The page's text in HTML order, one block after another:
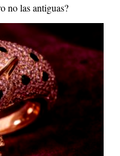
no las antiguas?